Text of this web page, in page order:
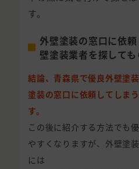
す。
外壁塗装の窓口に依
壁塗装業者を探しても
結論、青森県で優良外壁塗
塗装の窓口に依頼してしま
す。
この後に紹介する方法でも
やすくなりますが、外壁塗
には